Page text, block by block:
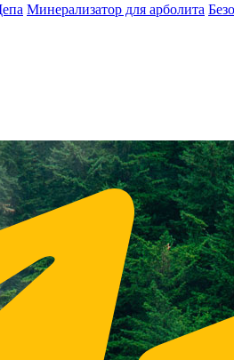
Минерализатор для арболита